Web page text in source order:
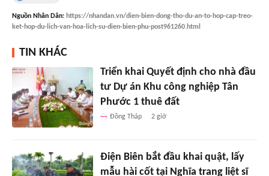
Nguồn Nhân Dân: https://nhandan.vn/dien-bien-dong-tho-du-an-to-hop-cap-treo-
ket-hop-du-lich-van-hoa-lich-su-dien-bien-phu-post961260.html
TIN KHÁC
Triển khai Quyết định cho nhà đầu
tư Dự án Khu công nghiệp Tân
Phước 1 thuê đất
Đồng Tháp 2 giờ
Điện Biên bắt đầu khai quật, lấy
mẫu hài cốt tại Nghĩa trang liệt sĩ